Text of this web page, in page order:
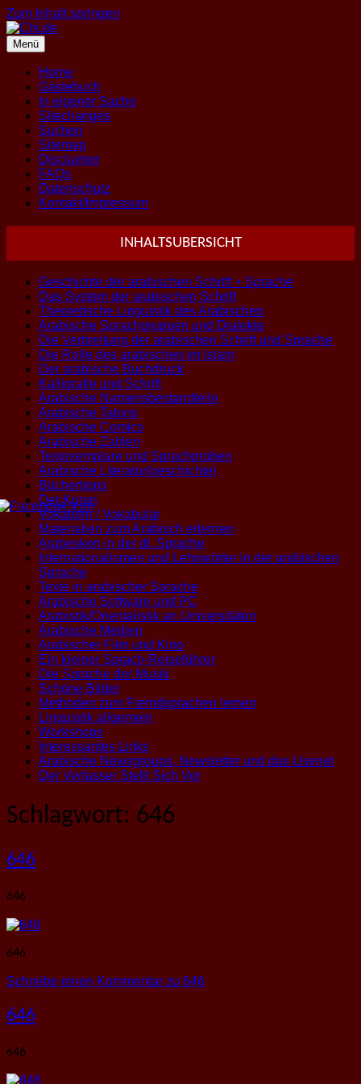
Zum Inhalt springen
Menü
Home
Gästebuch
In eigener Sache
Sitechanges
Suchen
Sitemap
Disclaimer
FAQs
Datenschutz
Kontakt/Impressum
INHALTSUBERSICHT
Geschichte der arabischen Schrift + Sprache
Das System der arabischen Schrift
Theoretische Linguistik des Arabischen
Arabische Sprachgruppen und Dialekte
Die Verbreitung der arabischen Schrift und Sprache
Die Rolle des arabischen im Islam
Der arabische Buchdruck
Kalligrafie und Schrift
Arabische Namensbestandteile
Arabische Tatoos
Arabische Comics
Arabische Zahlen
Textexemplare und Sprachproben
Arabische Literatur(geschichte)
Büchertipps
Der Koran
Vokabeln / Vokabular
Materialien zum Arabisch erlernen
Arabesken in der dt. Sprache
Internationalismen und Lehnwörter in der arabischen
Sprache
Texte in arabischer Sprache
Arabische Software und PC
Arabistik/Orientalistik an Universitäten
Arabische Medien
Arabischer Film und Kino
Ein kleiner Sprach-Reiseführer
Die Sprache der Musik
Schöne Bilder
Methoden zum Fremdsprachen lernen
Linguistik allgemein
Workshops
Interessantes Links
Arabische Newsgroups, Newsletter und das Usenet
Der Verfasser Stellt Sich Vor
Schlagwort: 646
646
646
646
Schreibe einen Kommentar zu 646
646
646